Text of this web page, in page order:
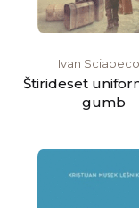
Ivan
Štirideset
gumb